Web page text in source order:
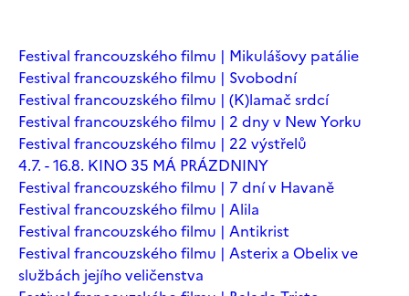
Festival francouzského filmu | Mikulášovy patálie
Festival francouzského filmu | Svobodní
Festival francouzského filmu | (K)lamač srdcí
Festival francouzského filmu | 2 dny v New Yorku
Festival francouzského filmu | 22 výstřelů
4.7. - 16.8. KINO 35 MÁ PRÁZDNINY
Festival francouzského filmu | 7 dní v Havaně
Festival francouzského filmu | Alila
Festival francouzského filmu | Antikrist
Festival francouzského filmu | Asterix a Obelix ve
službách jejího veličenstva